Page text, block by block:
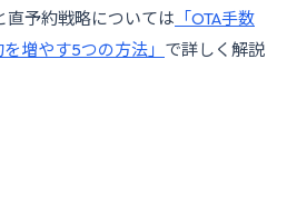
直予約戦略については 「OTA手数
増やす5つの方法」 で詳しく解説